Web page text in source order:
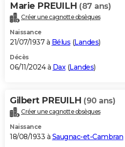
Alimentation
Guide de la santé
Maladies
Médicaments
Sommeil
VOYAGE
Destinations
City break
Voyage nature
Voyage de noces
Forum
Climat
+PHOTO
GUIDES D'ACHAT
BONS PLANS
Carte de Noël
Carte Bonne année
Carte Saint-Valentin
Carte Pâques
Carte d'anniversaire
DICTIONNAIRE
Dictionnaire
Biographies
Citations
Expressions
Proverbes
PROGRAMME TV
Marie PREUILH (87 ans)
Créer une cagnotte obsèques
Naissance
21/07/1937 à Bélus (Landes)
Décès
06/11/2024 à Dax(Landes)
Gilbert PREUILH (90 ans)
Créer une cagnotte obsèques
Naissance
18/08/1933 à Saugnac-et-Cambran